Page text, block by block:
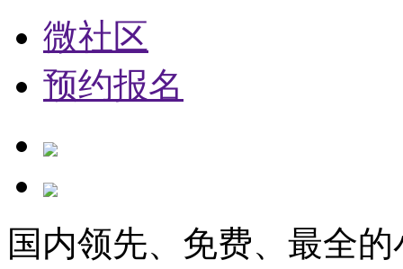
微社区
预约报名
国内领先、免费、最全